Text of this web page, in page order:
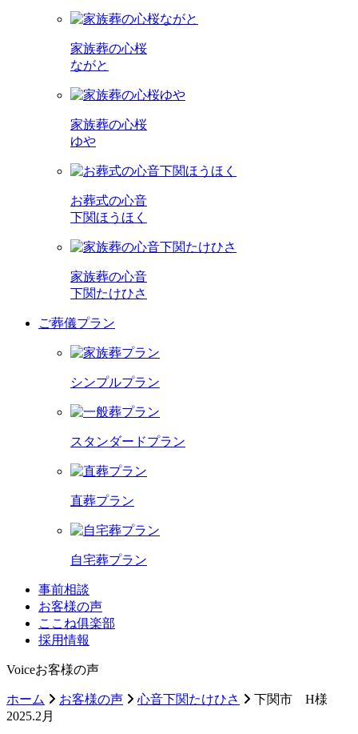
家族葬の心桜
ながと
家族葬の心桜
ゆや
お葬式の心音
下関ほうほく
家族葬の心音
下関たけひさ
ご葬儀プラン
シンプルプラン
スタンダードプラン
直葬プラン
自宅葬プラン
事前相談
お客様の声
ここね俱楽部
採用情報
Voiceお客様の声
ホーム お客様の声 心音下関たけひさ
下関市 H様
2025.2月